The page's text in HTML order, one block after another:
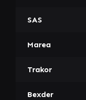
SAS
Marea
Trakor
Bexder